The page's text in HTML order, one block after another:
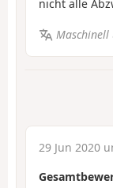
nicht alle
Maschinell
29 Jun 2020